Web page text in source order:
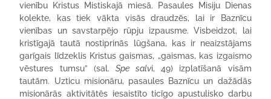
vienību Kristus Mistiskajā miesā. Pasaules Misiju Dienas
kolekte, kas tiek vākta visās draudzēs, lai ir Baznīcu
vienības un savstarpējo rūpju izpausme. Visbeidzot, lai
kristīgajā tautā nostiprinās lūgšana, kas ir neaizstājams
garīgais līdzeklis Kristus gaismas, „gaismas, kas izgaismo
vēstures tumsu” (sal. Spe salvi, 49) izplatīšanā visām
tautām. Uzticu misionāru, pasaules Baznīcu un dažādās
misionārās aktivitātēs iesaistīto ticīgo apustulisko darbu